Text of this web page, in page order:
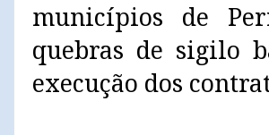
municípios de
quebras de sigilo
execução dos